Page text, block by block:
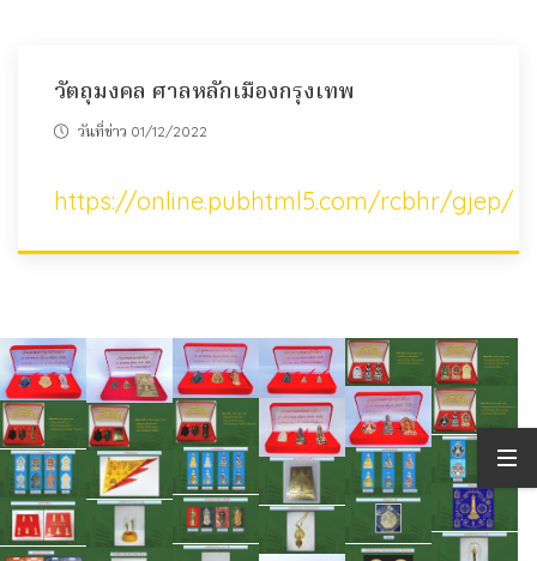
วัตถุมงคล ศาลหลักเมืองกรุงเทพ
วันที่ข่าว 01/12/2022
https://online.pubhtml5.com/rcbhr/gjep/